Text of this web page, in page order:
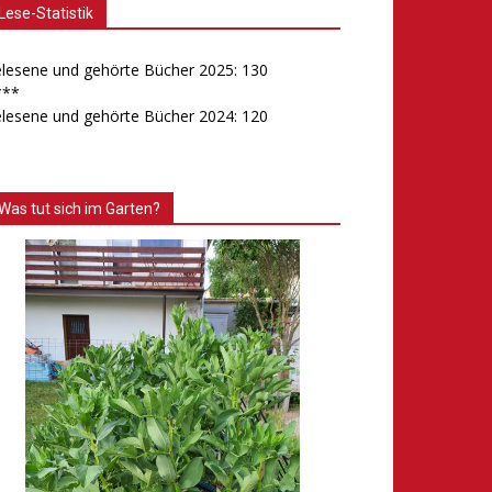
Lese-Statistik
und gehörte Bücher 2025: 130
und gehörte Bücher 2024: 120
tut sich im Garten?